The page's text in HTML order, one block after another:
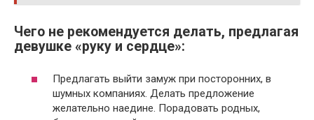
Чего не рекомендуется делать, предлагая
девушке «руку и сердце»:
Предлагать выйти замуж при посторонних, в
шумных компаниях. Делать предложение
желательно наедине. Порадовать родных,